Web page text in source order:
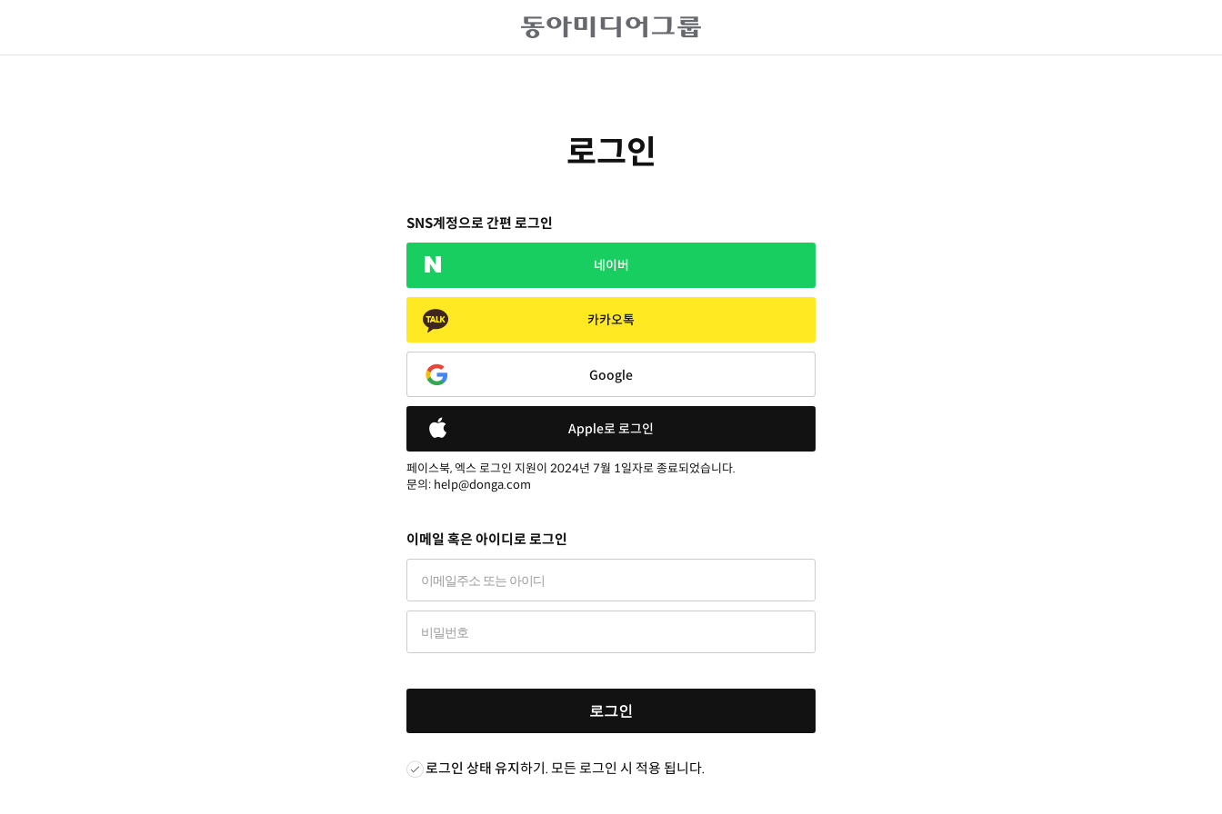
로그인
SNS계정으로 간편 로그인
네이버
카카오톡
Google
Apple로 로그인
페이스북, 엑스 로그인 지원이 2024년 7월 1일자로 종료되었습니다.
문의: help@donga.com
이메일 혹은 아이디로 로그인
로그인
로그인 상태 유지하기. 모든 로그인 시 적용 됩니다.